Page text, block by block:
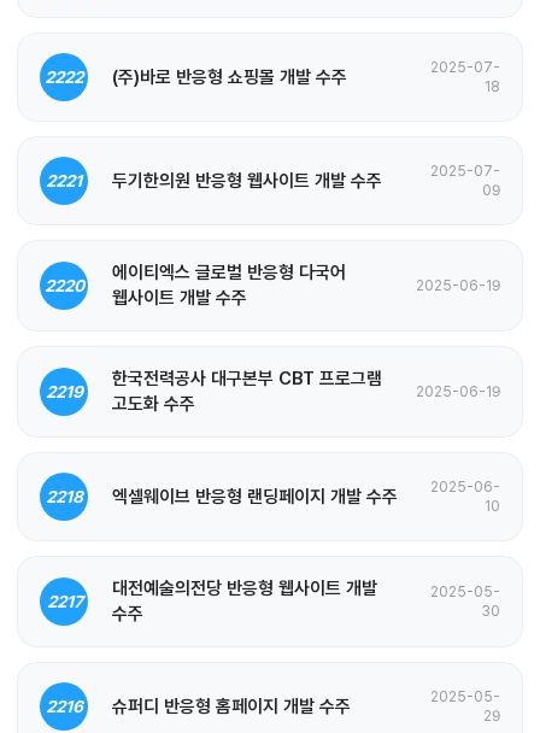
2222 (주)바로 반응형 쇼핑몰 개발 수주
2025-07-
18
2221 두기한의원 반응형 웹사이트 개발 수주
2025-07-
09
2220
에이티엑스 글로벌 반응형 다국어
웹사이트 개발 수주
2025-06-19
2219
한국전력공사 대구본부 CBT 프로그램
고도화 수주
2025-06-19
2218 엑셀웨이브 반응형 랜딩페이지 개발 수주
2025-06-
10
2217
대전예술의전당 반응형 웹사이트 개발
수주
2025-05-
30
2216 슈퍼디 반응형 홈페이지 개발 수주
2025-05-
29